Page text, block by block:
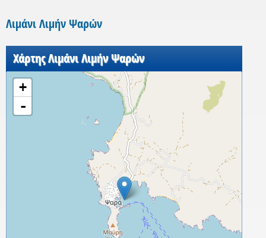
Λιμάνι Λιμήν Ψαρών
Χάρτης Λιμάνι Λιμήν Ψαρών
+
-